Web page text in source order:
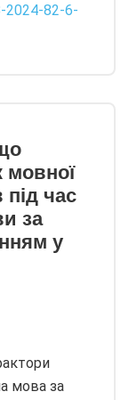
2024-82-6-
мовної
під час
за
у
мова за